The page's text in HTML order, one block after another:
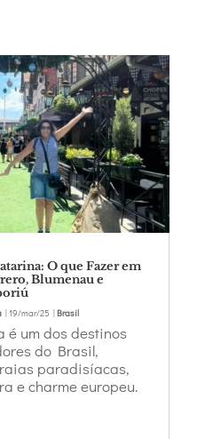
O que Fazer em
Blumenau e
|19/mar/25 |Brasil
é um dos destinos
do Brasil,
paradisíacas,
e charme europeu.